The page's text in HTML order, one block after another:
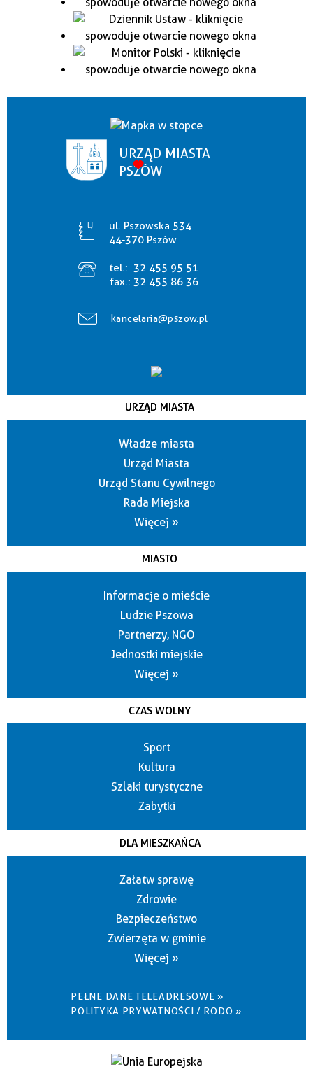
URZĄD MIASTA
PSZÓW
ul. Pszowska 534
44-370 Pszów
tel.: 32 455 95 51
fax.: 32 455 86 36
kancelaria@pszow.pl
URZĄD MIASTA
Władze miasta
Urząd Miasta
Urząd Stanu Cywilnego
Rada Miejska
Więcej »
MIASTO
Informacje o mieście
Ludzie Pszowa
Partnerzy, NGO
Jednostki miejskie
Więcej »
CZAS WOLNY
Sport
Kultura
Szlaki turystyczne
Zabytki
DLA MIESZKAŃCA
Załatw sprawę
Zdrowie
Bezpieczeństwo
Zwierzęta w gminie
Więcej »
PEŁNE DANE TELEADRESOWE »
POLITYKA PRYWATNOŚCI / RODO »